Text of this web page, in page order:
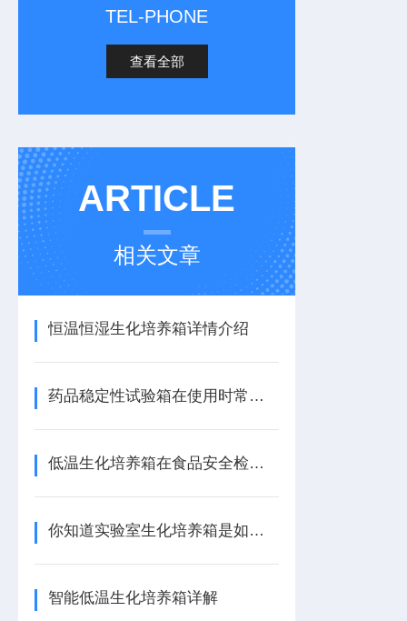
TEL-PHONE
查看全部
ARTICLE
相关文章
恒温恒湿生化培养箱详情介绍
药品稳定性试验箱在使用时常见故障现象，该怎么处理？
低温生化培养箱在食品安全检测中的应用
你知道实验室生化培养箱是如何进行细菌培养吗
智能低温生化培养箱详解